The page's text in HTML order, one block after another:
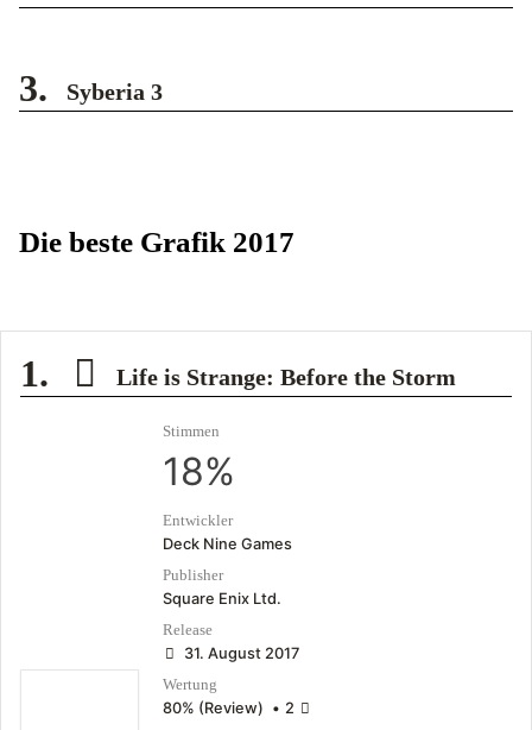
3. Syberia 3
Die beste Grafik 2017
1. Life is Strange: Before the Storm
Stimmen
18%
Entwickler
Deck Nine Games
Publisher
Square Enix Ltd.
Release
31. August 2017
Wertung
80% (Review) • 2